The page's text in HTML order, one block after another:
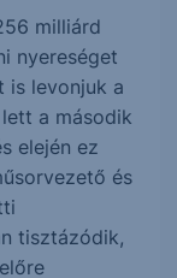
milliárd
nyereséget
is levonjuk a
a második
elején ez
és
tisztázódik,